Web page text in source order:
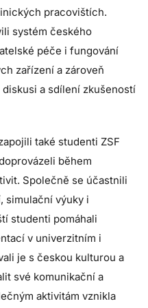
pracovištích.
systém českého
péče i fungování
zařízení a zároveň
a sdílení zkušeností
také studenti ZSF
během
Společně se účastnili
simulační výuky i
studenti pomáhali
v univerzitním i
je s českou kulturou a
své komunikační a
aktivitám vznikla